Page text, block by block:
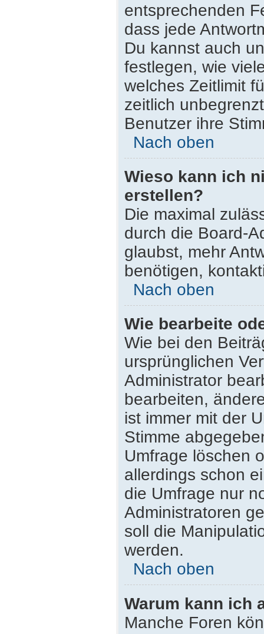
entsprechenden
dass jede
Du kannst auch
festlegen, wie
welches Zeitlimit
zeitlich
Benutzer ihre
Nach oben
Wieso kann ich
erstellen?
Die maximal
durch die Board-
glaubst, mehr
benötigen,
Nach oben
Wie bearbeite
Wie bei den
ursprünglichen
Administrator
bearbeiten,
ist immer mit der
Stimme
Umfrage löschen
allerdings schon
die Umfrage nur
Administratoren
soll die
werden.
Nach oben
Warum kann ich
Manche Foren